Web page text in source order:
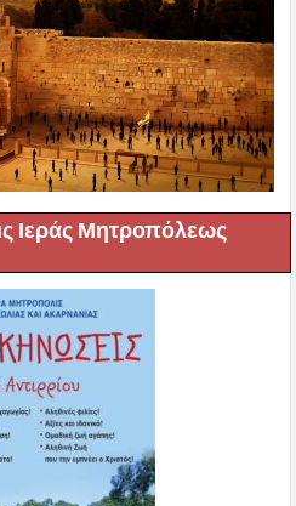
Ιεράς Μητροπόλεως